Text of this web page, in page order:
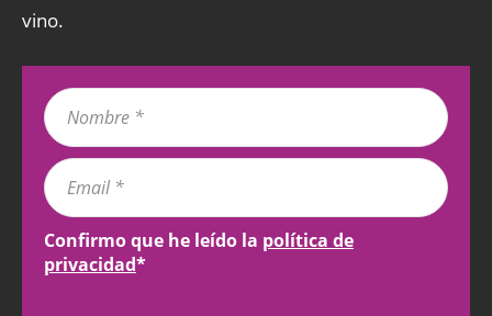
vino.
Confirmo que he leído la política de
privacidad*